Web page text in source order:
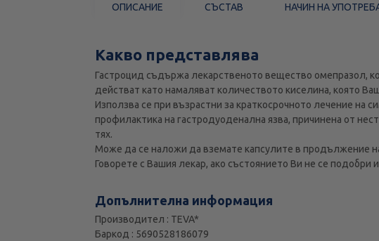
ОПИСАНИЕ СЪСТАВ НАЧИН НА
Какво представлява
Гастроцид съдържа лекарственото вещество омепразол,
действат като намаляват количеството киселина, която
Използва се при възрастни за краткосрочното лечение на
профилактика на гастродуоденална язва, причинена от
тях.
Може да се наложи да вземате капсулите в продължение
Говорете с Вашия лекар, ако състоянието Ви не се
Допълнителна информация
Производител : TEVA*
Баркод : 5690528186079